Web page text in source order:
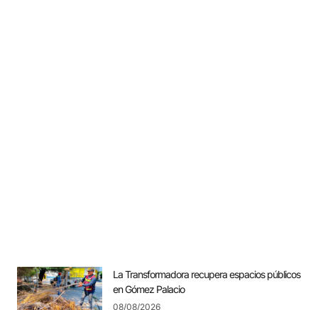
La Transformadora recupera espacios públicos
en Gómez Palacio
08/08/2026